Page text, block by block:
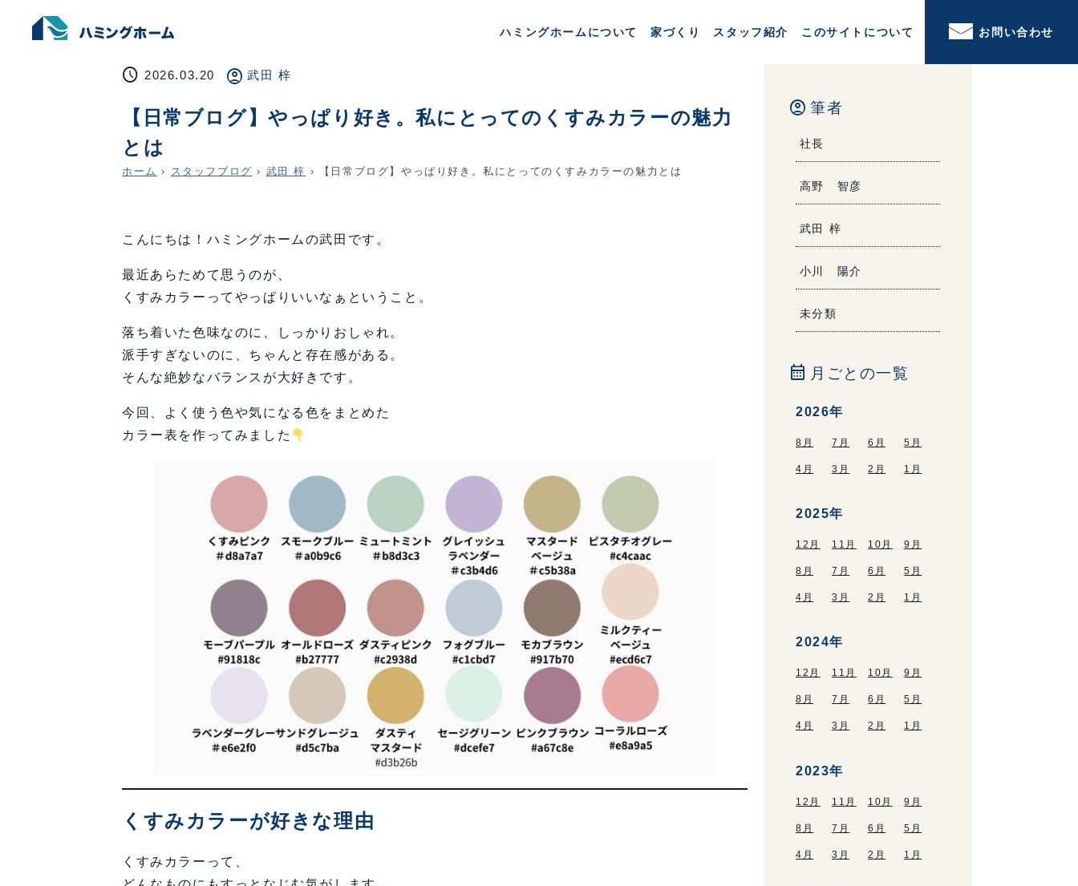
ハミングホームについて 家づくり スタッフ紹介 このサイトについて お問い合わせ
schedule 2026.03.20 account_circle 武田 梓
【日常ブログ】やっぱり好き。私にとってのくすみカラーの魅力
とは
ホーム › スタッフブログ › 武田 梓 › 【日常ブログ】やっぱり好き。私にとってのくすみカラーの魅力とは
こんにちは！ハミングホームの武田です。
最近あらためて思うのが、
くすみカラーってやっぱりいいなぁということ。
落ち着いた色味なのに、しっかりおしゃれ。
派手すぎないのに、ちゃんと存在感がある。
そんな絶妙なバランスが大好きです。
今回、よく使う色や気になる色をまとめた
カラー表を作ってみました
くすみカラーが好きな理由
くすみカラーって、
account_circle 筆者
社長
高野 智彦
武田 梓
小川 陽介
未分類
calendar_month 月ごとの一覧
2026年
8月 7月 6月 5月
4月 3月 2月 1月
2025年
12月 11月 10月 9月
8月 7月 6月 5月
4月 3月 2月 1月
2024年
12月 11月 10月 9月
8月 7月 6月 5月
4月 3月 2月 1月
2023年
12月 11月 10月 9月
8月 7月 6月 5月
4月 3月 2月 1月